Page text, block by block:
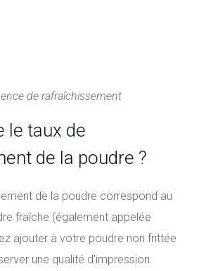
de rafraîchissement
le taux de
de la poudre ?
de la poudre correspond au
fraîche (également appelée
ajouter à votre poudre non frittée
une qualité d’impression